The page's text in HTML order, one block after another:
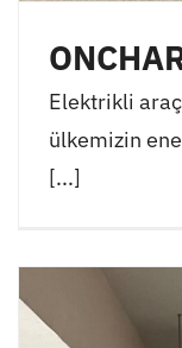
Elektrikli
ülkemizin
[...]